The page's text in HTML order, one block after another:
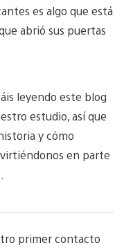
es algo que está
abrió sus puertas
leyendo este blog
estudio, así que
y cómo
en parte
primer contacto